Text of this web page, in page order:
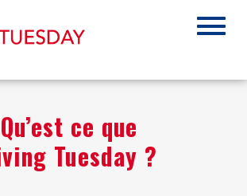
Qu’est ce que
Tuesday ?